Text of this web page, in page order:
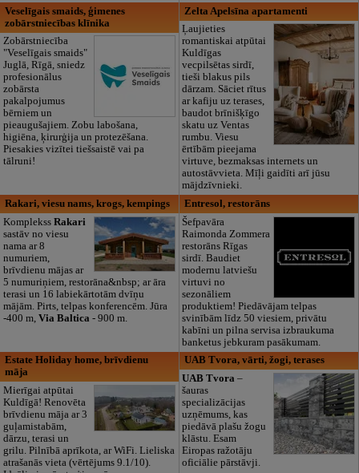
Veselīgais smaids, ģimenes
zobārstniecības klīnika
Zobārstniecība
"Veselīgais smaids"
Juglā, Rīgā, sniedz
profesionālus
zobārsta
pakalpojumus
bērniem un
pieaugušajiem. Zobu labošana,
higiēna, ķirurģija un protezēšana.
Piesakies vizītei tiešsaistē vai pa
tālruni!
Zelta Apelsīna apartamenti
Ļaujieties
romantiskai atpūtai
Kuldīgas
vecpilsētas sirdī,
tieši blakus pils
dārzam. Sāciet rītus
ar kafiju uz terases,
baudot brīnišķīgo
skatu uz Ventas
rumbu. Viesu
ērtībām pieejama
virtuve, bezmaksas internets un
autostāvvieta. Mīļi gaidīti arī jūsu
mājdzīvnieki.
Rakari, viesu nams, krogs, kempings
Komplekss Rakari
sastāv no viesu
nama ar 8
numuriem,
brīvdienu mājas ar
5 numuriņiem, restorāna&nbsp; ar āra
terasi un 16 labiekārtotām dvīņu
mājām. Pirts, telpas konferencēm. Jūra
-400 m, Via Baltica - 900 m.
Entresol, restorāns
Šefpavāra
Raimonda Zommera
restorāns Rīgas
sirdī. Baudiet
modernu latviešu
virtuvi no
sezonāliem
produktiem! Piedāvājam telpas
svinībām līdz 50 viesiem, privātu
kabīni un pilna servisa izbraukuma
banketus jebkuram pasākumam.
Estate Holiday home, brīvdienu
māja
Mierīgai atpūtai
Kuldīgā! Renovēta
brīvdienu māja ar 3
guļamistabām,
dārzu, terasi un
grilu. Pilnībā aprīkota, ar WiFi. Lieliska
atrašanās vieta (vērtējums 9.1/10).
UAB Tvora, vārti, žogi, terases
UAB Tvora –
šauras
specializācijas
uzņēmums, kas
piedāvā plašu žogu
klāstu. Esam
Eiropas ražotāju
oficiālie pārstāvji.